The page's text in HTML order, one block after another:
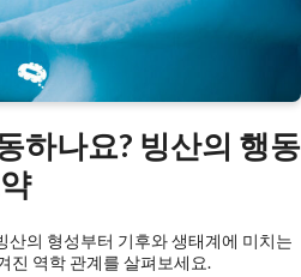
하나요? 빙산의 행동
산의 형성부터 기후와 생태계에 미치는
진 역학 관계를 살펴보세요.